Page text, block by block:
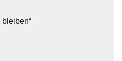
bleiben“